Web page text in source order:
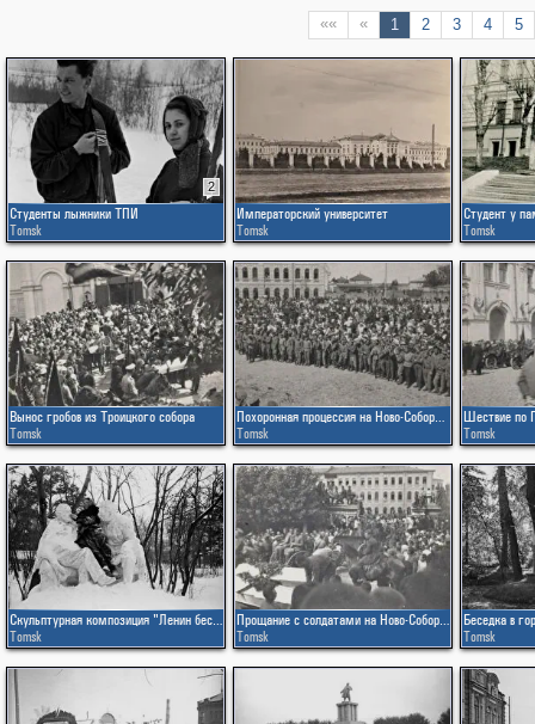
«« « 1 2 3 4 5
Студенты лыжники ТПИ
Tomsk
2
Императорский университет
Tomsk
Студент у
Tomsk
Вынос гробов из Троицкого собора
Tomsk
Похоронная процессия на Ново-Соборной площади
Tomsk Tomsk
Скульптурная композиция "Ленин беседует со Сталиным"
Tomsk
Прощание с солдатами на Ново-Соборной площади
Tomsk
Беседка в
Tomsk